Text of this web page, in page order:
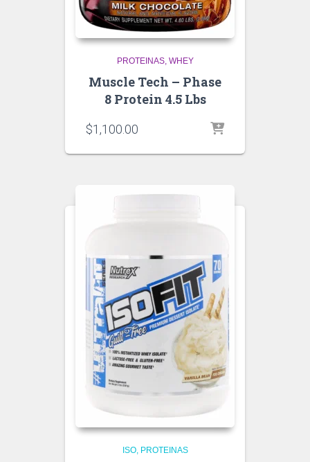
PROTEINAS WHEY
Muscle Tech – Phase
8 Protein 4.5 Lbs
$1,100.00
ISO PROTEINAS